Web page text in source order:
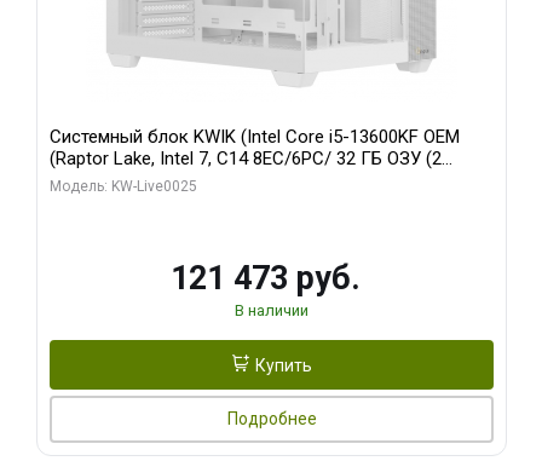
Системный блок KWIK (Intel Core i5-13600KF OEM
(Raptor Lake, Intel 7, C14 8EC/6PC/ 32 ГБ ОЗУ (2
модуля)/ Gigabyte RTX5060 WINDFORCE OC 8GB
Модель: KW-Live0025
121 473 руб.
В наличии
Купить
Подробнее